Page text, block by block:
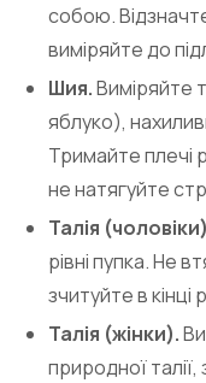
собою.
виміряйте до
Шия.Виміряйте
яблуко),
Тримайте плечі
не натягуйте
Талія
рівні пупка. Не
зчитуйте в
Талія (жінки).
природної